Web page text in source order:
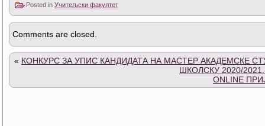
Posted in Учитељски факултет
Comments are closed.
« КОНКУРС ЗА УПИС КАНДИДАТА НА МАСТЕР АКАДЕМСКЕ
ШКОЛСКУ 2020/
ONLINE